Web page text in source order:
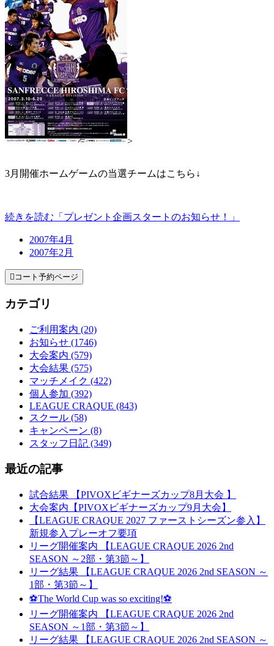
>
3月開催ホームゲームの当選チームはこちら↓
続きを読む「プレゼント企画スタートのお知らせ！」
2007年4月
2007年2月
 コート予約ページ
カテゴリ
ご利用案内 (20)
お知らせ (1746)
大会案内 (579)
大会結果 (575)
マッチメイク (422)
個人参加 (392)
LEAGUE CRAQUE (843)
スクール (58)
キャンペーン (8)
スタッフ日記 (349)
最近の記事
試合結果 【PIVOXビギナーズカップ8月大会 】
大会案内【PIVOXビギナーズカップ9月大会】
【LEAGUE CRAQUE 2027 ファーストシーズン参入】
新規参入プレーオフ要項
リーグ開催案内 【LEAGUE CRAQUE 2026 2nd
SEASON ～2部・第3節～】
リーグ結果 【LEAGUE CRAQUE 2026 2nd SEASON ～
1部・第3節～】
⚽The World Cup was so exciting!⚽
リーグ開催案内 【LEAGUE CRAQUE 2026 2nd
SEASON ～1部・第3節～】
リーグ結果 【LEAGUE CRAQUE 2026 2nd SEASON ～